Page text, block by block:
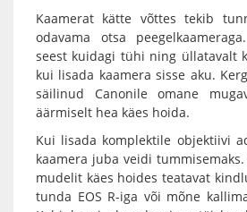
Kaamerat kätte võttes tekib
odavama otsa
seest kuidagi tühi ning üllatavalt
kui lisada kaamera sisse aku.
säilinud Canonile omane
äärmiselt hea käes hoida.
Kui lisada komplektile objektiivi
kaamera juba veidi
mudelit käes hoides teatavat
tunda EOS R-iga või mõne